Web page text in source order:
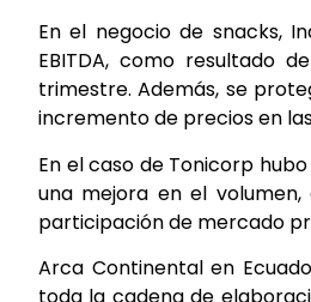
En el negocio de snacks,
EBITDA, como resultado
trimestre. Además, se
incremento de precios en
En el caso de Tonicorp
una mejora en el
participación de mercado
Arca Continental en